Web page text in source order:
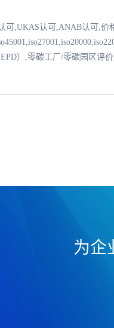
可,UKAS认可,ANAB认可,价
）,零碳工厂/零碳园区评
为企